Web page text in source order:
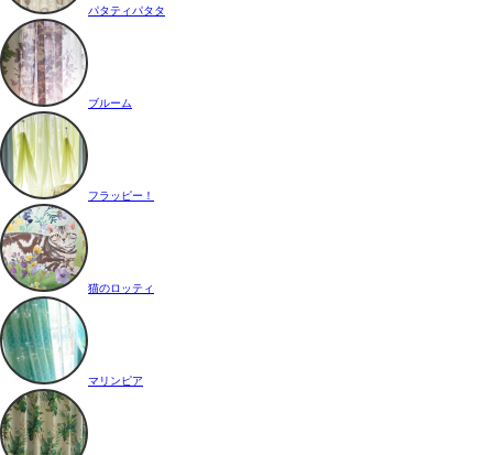
パタティパタタ
ブルーム
フラッピー！
猫のロッティ
マリンピア